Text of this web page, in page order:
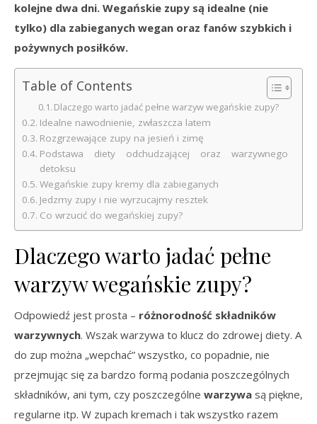
kolejne dwa dni. Wegańskie zupy są idealne (nie
tylko) dla zabieganych wegan oraz fanów szybkich i
pożywnych posiłków.
Table of Contents
Dlaczego warto jadać pełne warzyw wegańskie zupy?
Idealne nawodnienie, zwłaszcza latem
Rozgrzewające zupy na jesień i zimę
Podstawa diety odchudzającej oraz warzywnego
detoksu
Wegańskie zupy kremy dla zabieganych
Jedzmy zupy i nie wyrzucajmy resztek
Co wrzucić do wegańskiej zupy?
Dlaczego warto jadać pełne
warzyw wegańskie zupy?
Odpowiedź jest prosta – różnorodność składników
warzywnych. Wszak warzywa to klucz do zdrowej diety. A
do zup można „wepchać” wszystko, co popadnie, nie
przejmując się za bardzo formą podania poszczególnych
składników, ani tym, czy poszczególne warzywa są piękne,
regularne itp. W zupach kremach i tak wszystko razem